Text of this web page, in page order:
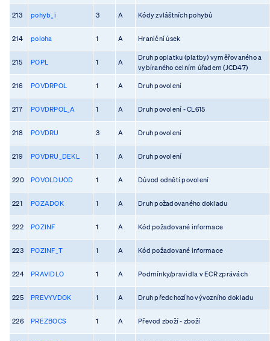
213 pohyb_i 3 A Kódy zvláštních pohybů
214 poloha 1 A Hraniční úsek
215 POPL 1 A
Druh poplatku (platby) vyměřovaného a
vybíraného celním úřadem (JCD47)
216 POVDRPOL 1 A Druh povolení
217 POVDRPOL_A 1 A Druh povolení - CL615
218 POVDRU 3 A Druh povolení
219 POVDRU_DEKL 1 A Druh povolení
220 POVOLDUOD 1 A Důvod odnětí povolení
221 POZADOK 1 A Druh požadovaného dokladu
222 POZINF 1 A Kód požadované informace
223 POZINF_T 1 A Kód požadované informace
224 PRAVIDLO 1 A Podmínky/pravidla v ECR zprávách
225 PREVYVDOK 1 A Druh předchozího vývozního dokladu
226 PREZBOCS 1 A Převod zboží - zboží